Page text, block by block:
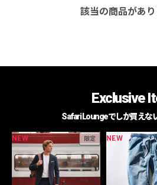
該当の商品があ
Exclusive
Safari Loungeでしか買えな
NEW 限定 NEW